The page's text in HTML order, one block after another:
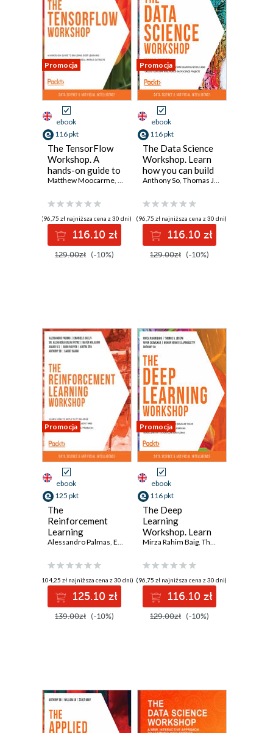
Promocja
ebook
116 pkt
The TensorFlow
Workshop. A
hands-on guide to
building deep
from scratch using
real-world
datasets
Matthew Moocarme, Abhranshu Bagchi,Anthony So,
(96,75 zł najniższa cena z 30 dni)
116.10 zł
129.00zł (-10%)
Promocja
ebook
116 pkt
The Data Science
Workshop. Learn
how you can build
machine learning
your own real-
world data science
projects - Second
Edition
Anthony So, Thomas Joseph
(96,75 zł najniższa cena z 30 dni)
116.10 zł
129.00zł (-10%)
Promocja
ebook
125 pkt
The
Reinforcement
Learning
Workshop. Learn
cutting-edge
reinforcement
learning
algorithms to a
wide range of
control problems
Alessandro Palmas, Emanuele Ghelfi ,Dr. Alexandra Galina Petre
(104,25 zł najniższa cena z 30 dni)
125.10 zł
139.00zł (-10%)
Promocja
ebook
116 pkt
The Deep
Learning
Workshop. Learn
the skills you need
own next-
generation deep
learning models
with TensorFlow
and Keras
Mirza Rahim Baig, Thomas Joseph
(96,75 zł najniższa cena z 30 dni)
116.10 zł
129.00zł (-10%)